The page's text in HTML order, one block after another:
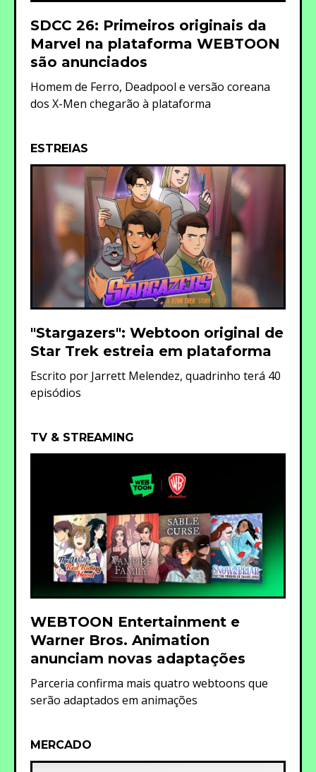
SDCC 26: Primeiros originais da
Marvel na plataforma WEBTOON
são anunciados
Homem de Ferro, Deadpool e versão coreana
dos X-Men chegarão à plataforma
ESTREIAS
"Stargazers": Webtoon original de
Star Trek estreia em plataforma
Escrito por Jarrett Melendez, quadrinho terá 40
episódios
TV & STREAMING
WEBTOON Entertainment e
Warner Bros. Animation
anunciam novas adaptações
Parceria confirma mais quatro webtoons que
serão adaptados em animações
MERCADO